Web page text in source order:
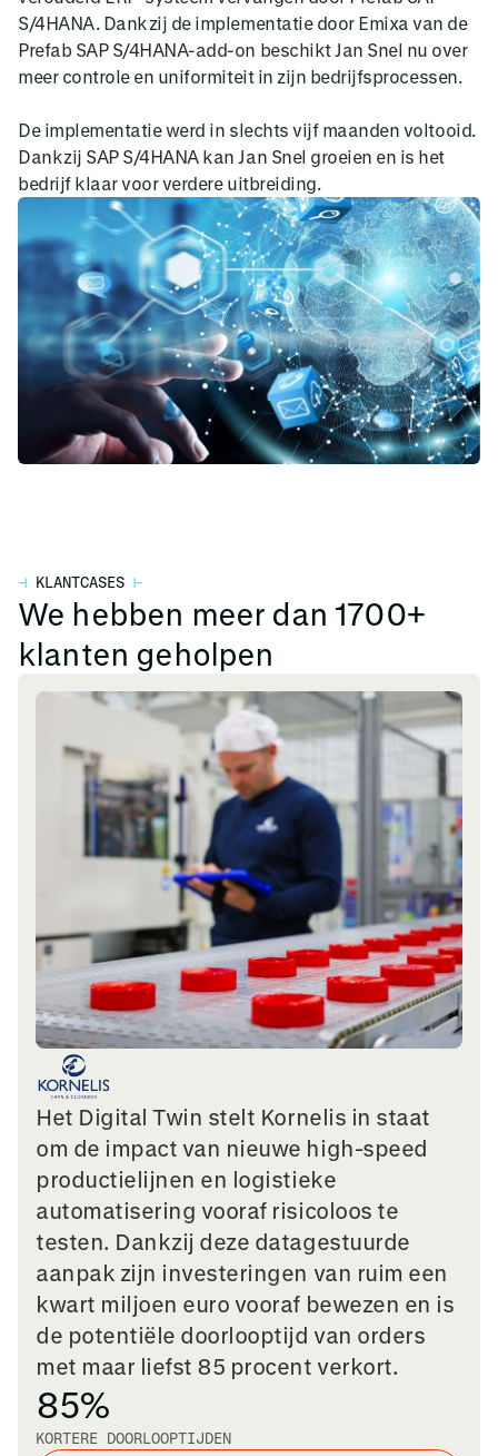
S/4HANA. Dankzij de implementatie door Emixa van de
Prefab SAP S/4HANA-add-on beschikt Jan Snel nu over
meer controle en uniformiteit in zijn bedrijfsprocessen.
De implementatie werd in slechts vijf maanden voltooid.
Dankzij SAP S/4HANA kan Jan Snel groeien en is het
bedrijf klaar voor verdere uitbreiding.
⊣ KLANTCASES ⊢
We hebben meer dan 1700+
klanten geholpen
Het Digital Twin stelt Kornelis in staat
om de impact van nieuwe high-speed
productielijnen en logistieke
automatisering vooraf risicoloos te
testen. Dankzij deze datagestuurde
aanpak zijn investeringen van ruim een
kwart miljoen euro vooraf bewezen en is
de potentiële doorlooptijd van orders
met maar liefst 85 procent verkort.
85%
KORTERE DOORLOOPTIJDEN